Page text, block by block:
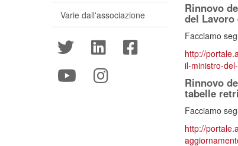
Rinnovo
del
Facciamo
http://
il-ministro-
Rinnovo
tabelle
Facciamo
http://
Varie dall'associazione